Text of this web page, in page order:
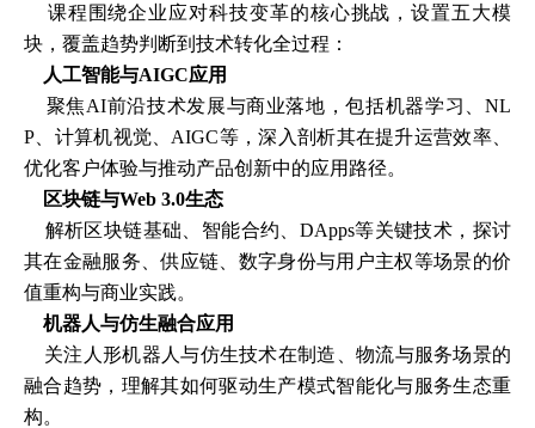
课程围绕企业应对科技变革的核心挑战，设置五大模
块，覆盖趋势判断到技术转化全过程：
人工智能与AIGC应用
聚焦AI前沿技术发展与商业落地，包括机器学习、NL
P、计算机视觉、AIGC等，深入剖析其在提升运营效率、
优化客户体验与推动产品创新中的应用路径。
区块链与Web 3.0生态
解析区块链基础、智能合约、DApps等关键技术，探讨
其在金融服务、供应链、数字身份与用户主权等场景的价
值重构与商业实践。
机器人与仿生融合应用
关注人形机器人与仿生技术在制造、物流与服务场景的
融合趋势，理解其如何驱动生产模式智能化与服务生态重
构。